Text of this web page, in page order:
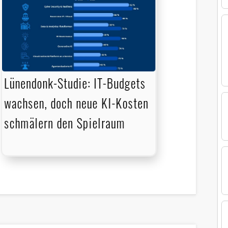
Lünendonk-Studie: IT-Budgets
wachsen, doch neue KI-Kosten
schmälern den Spielraum